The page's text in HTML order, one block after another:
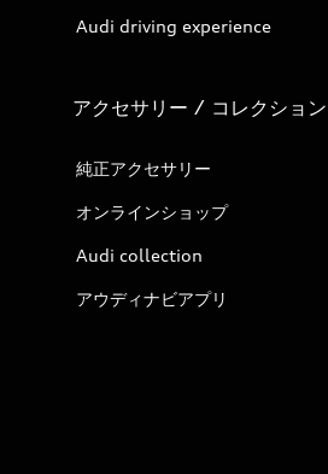
Audi driving experience
アクセサリー / コレクション
純正アクセサリー
オンラインショップ
Audi collection
アウディナビアプリ